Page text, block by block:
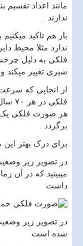
مانند اعداد
ندارند .
باز هم تاکید
فلکی به دلیل
شیری تغییر میکند
هر صورت فلکی یک
برگردد .
برای درک بهتر
در تصویر زیر
میبینید که در آن
داشت
در تصویر زیر
شده است